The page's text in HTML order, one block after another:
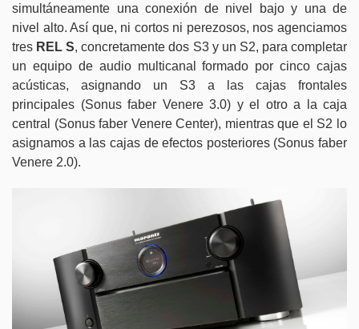
simultáneamente una conexión de nivel bajo y una de
nivel alto. Así que, ni cortos ni perezosos, nos agenciamos
tres REL S, concretamente dos S3 y un S2, para completar
un equipo de audio multicanal formado por cinco cajas
acústicas, asignando un S3 a las cajas frontales
principales (Sonus faber Venere 3.0) y el otro a la caja
central (Sonus faber Venere Center), mientras que el S2 lo
asignamos a las cajas de efectos posteriores (Sonus faber
Venere 2.0).